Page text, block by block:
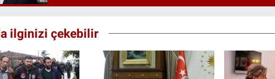
ilginizi çekebilir